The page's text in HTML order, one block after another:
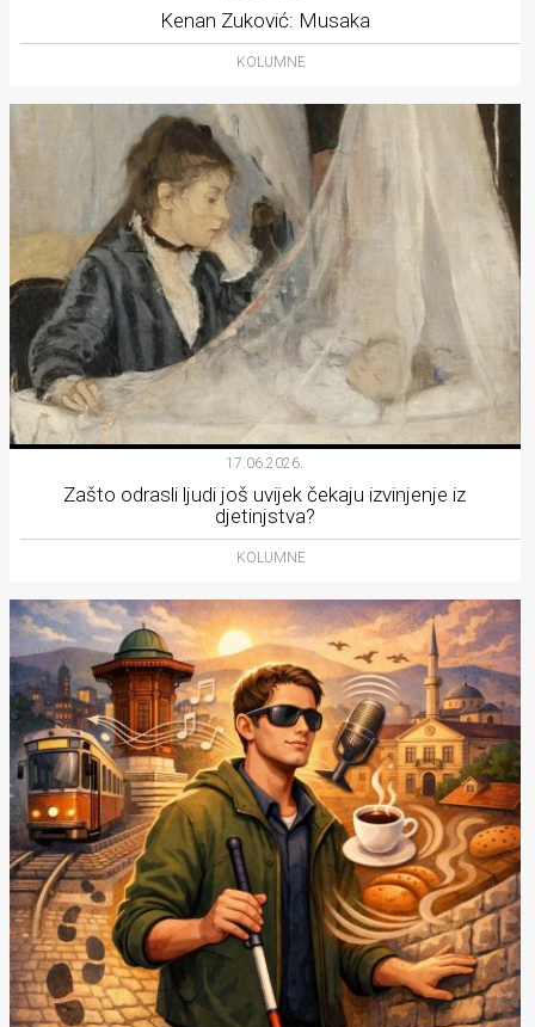
Kenan Zuković: Musaka
KOLUMNE
17.06.2026.
Zašto odrasli ljudi još uvijek čekaju izvinjenje iz
djetinjstva?
KOLUMNE